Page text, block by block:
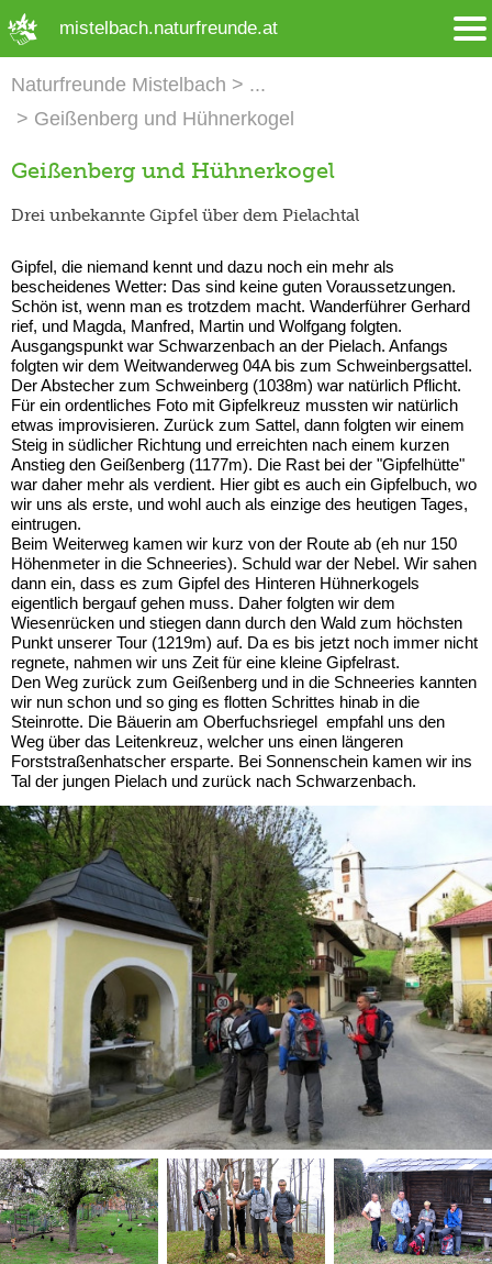
mistelbach.naturfreunde.at
Naturfreunde Mistelbach
Geißenberg und Hühnerkogel
Geißenberg und Hühnerkogel
Drei unbekannte Gipfel über dem Pielachtal
Gipfel, die niemand kennt und dazu noch ein mehr als
bescheidenes Wetter: Das sind keine guten Voraussetzungen.
Schön ist, wenn man es trotzdem macht. Wanderführer Gerhard
rief, und Magda, Manfred, Martin und Wolfgang folgten.
Ausgangspunkt war Schwarzenbach an der Pielach. Anfangs
folgten wir dem Weitwanderweg 04A bis zum Schweinbergsattel.
Der Abstecher zum Schweinberg (1038m) war natürlich Pflicht.
Für ein ordentliches Foto mit Gipfelkreuz mussten wir natürlich
etwas improvisieren. Zurück zum Sattel, dann folgten wir einem
Steig in südlicher Richtung und erreichten nach einem kurzen
Anstieg den Geißenberg (1177m). Die Rast bei der "Gipfelhütte"
war daher mehr als verdient. Hier gibt es auch ein Gipfelbuch, wo
wir uns als erste, und wohl auch als einzige des heutigen Tages,
eintrugen.
Beim Weiterweg kamen wir kurz von der Route ab (eh nur 150
Höhenmeter in die Schneeries). Schuld war der Nebel. Wir sahen
dann ein, dass es zum Gipfel des Hinteren Hühnerkogels
eigentlich bergauf gehen muss. Daher folgten wir dem
Wiesenrücken und stiegen dann durch den Wald zum höchsten
Punkt unserer Tour (1219m) auf. Da es bis jetzt noch immer nicht
regnete, nahmen wir uns Zeit für eine kleine Gipfelrast.
Den Weg zurück zum Geißenberg und in die Schneeries kannten
wir nun schon und so ging es flotten Schrittes hinab in die
Steinrotte. Die Bäuerin am Oberfuchsriegel empfahl uns den
Weg über das Leitenkreuz, welcher uns einen längeren
Forststraßenhatscher ersparte. Bei Sonnenschein kamen wir ins
Tal der jungen Pielach und zurück nach Schwarzenbach.